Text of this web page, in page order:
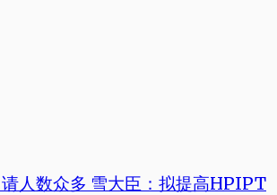
请人数众多 雪大臣：拟提高HPIPT